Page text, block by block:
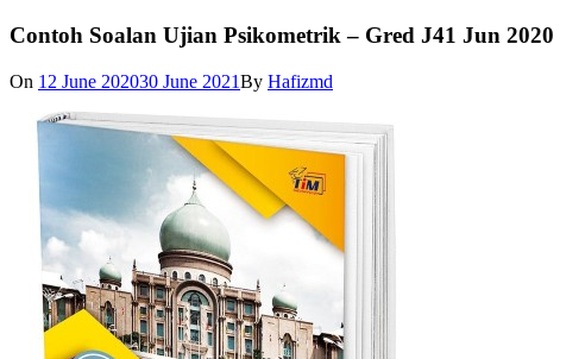
Contoh Soalan Ujian Psikometrik – Gred J41 Jun 2020
On 12 June 202030 June 2021By Hafizmd